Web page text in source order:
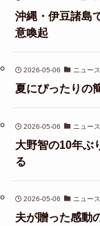
沖縄・伊豆諸島
意喚起
2026-05-06 ニュース
夏にぴったりの
2026-05-06 ニュース
大野智の10年ぶ
る
2026-05-06 ニュース
夫が贈った感動